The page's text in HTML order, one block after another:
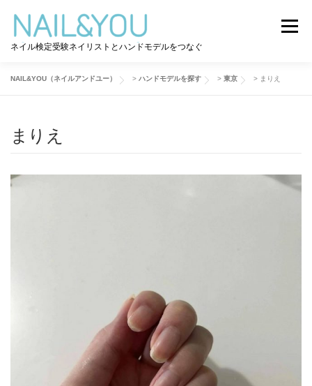
ネイル検定受験ネイリストとハンドモデルをつなぐ
メニュー
ハンドモデルを探す
NAIL&YOU（ネイルアンドユー） > ハンドモデルを探す > 東京 > まりえ
まりえ